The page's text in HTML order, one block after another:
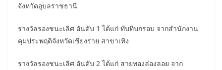
จังหวัดอุบลราชธานี
รางวัลรองชนะเลิศ อันดับ 1 ได้แก่ ทับทิบกรอบ จากสำนักงาน
คุมประพฤติจังหวัดเชียงราย สาขาเทิง
รางวัลรองชนะเลิศ อันดับ 2 ได้แก่ สายทองล่องลอย จาก